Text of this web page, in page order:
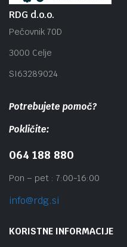
RDG d.o.o.
Pečovnik 70D
3000 Celje
SI63289024
Potrebujete pomoč?
Pokličite:
064 188 880
Pon – pet : 7:00-16:00
info@rdg.si
KORISTNE INFORMACIJE